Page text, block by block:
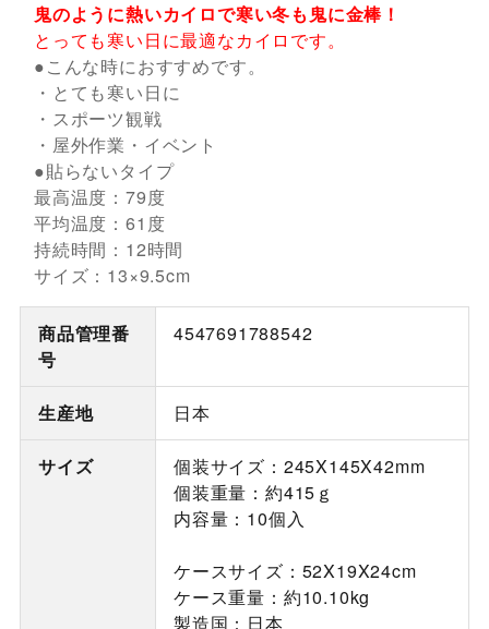
鬼のように熱いカイロで寒い冬も鬼に金棒！
とっても寒い日に最適なカイロです。
●こんな時におすすめです。
・とても寒い日に
・スポーツ観戦
・屋外作業・イベント
●貼らないタイプ
最高温度：79度
平均温度：61度
持続時間：12時間
サイズ：13×9.5cm
商品管理番
号
4547691788542
生産地 日本
サイズ
個装サイズ：245X145X42mm
個装重量：約415ｇ
内容量：10個入
ケースサイズ：52X19X24cm
ケース重量：約10.10kg
製造国：日本